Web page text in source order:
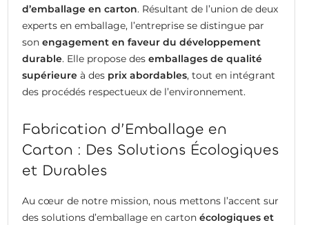
d’emballage en carton. Résultant de l’union de deux
experts en emballage, l’entreprise se distingue par
son engagement en faveur du développement
durable. Elle propose des emballages de qualité
supérieureà des prix abordables, tout en intégrant
des procédés respectueux de l’environnement.
Fabrication d’Emballage en
Carton : Des Solutions Écologiques
et Durables
Au cœur de notre mission, nous mettons l’accent sur
des solutions d’emballage en carton écologiques et